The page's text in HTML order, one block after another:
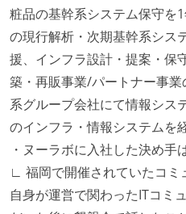
粧品の基幹系システム保守を
の現行解析・次期基幹系シス
援、インフラ設計・提案・保
築・再販事業/パートナー事
系グループ会社にて情報シス
のインフラ・情報システムを
・ヌーラボに入社した決め手
∟ 福岡で開催されていたコミ
自身が運営で関わったITコミ